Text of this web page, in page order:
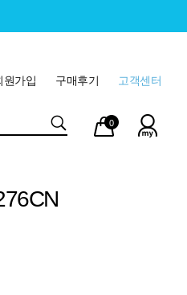
고객센터
구매후기
원가입
마이
페이
장바
구니
0